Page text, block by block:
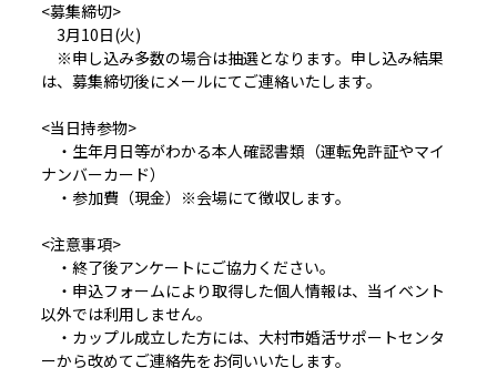
<募集締切>
3月10日(火)
※申し込み多数の場合は抽選となります。申し込み結果
は、募集締切後にメールにてご連絡いたします。
<当日持参物>
・生年月日等がわかる本人確認書類（運転免許証やマイ
ナンバーカード）
・参加費（現金）※会場にて徴収します。
<注意事項>
・終了後アンケートにご協力ください。
・申込フォームにより取得した個人情報は、当イベント
以外では利用しません。
・カップル成立した方には、大村市婚活サポートセンタ
ーから改めてご連絡先をお伺いいたします。